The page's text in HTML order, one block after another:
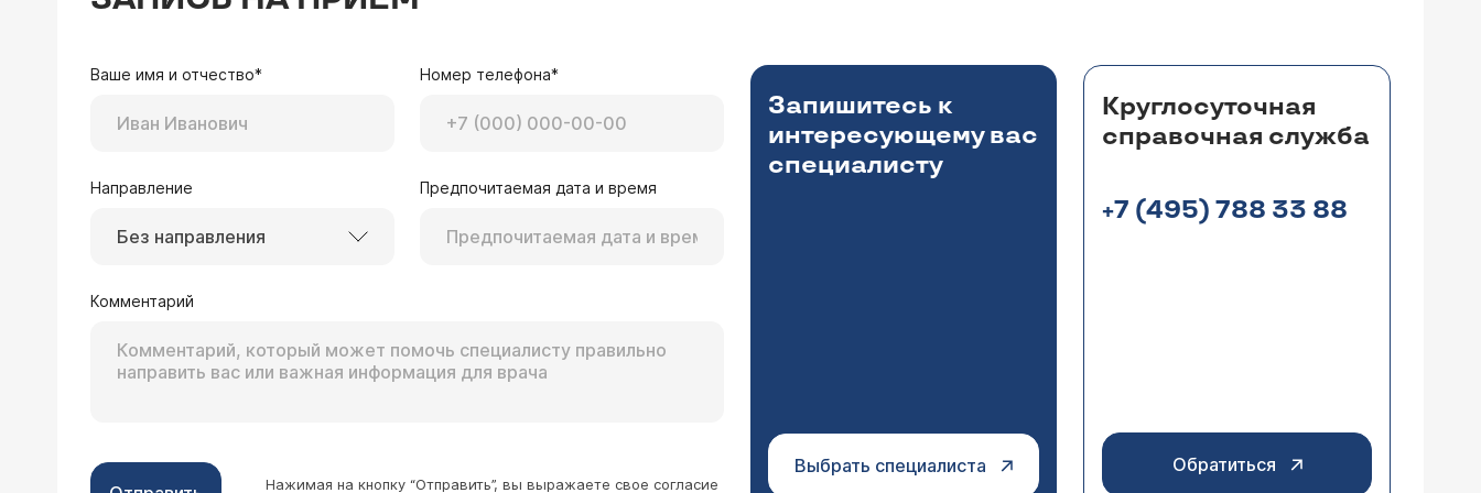
реально очень сильные и учащенные. Врач сказал сдать анализы и приезжать в скором времени. Так как я работаю не
получится сразу его посетить. Скажите пожалуйста, почему на ЭКГ все чисто , на узи тоже все чисто нигде не показано. А
приступы бывают от трех до четырех раз в месяц. Всегда по разному , от 3 до 15 минут. Поставят ли мне диагноз впв, и
Врач — кардиолог Базарнова Анна Аркадьевна
Здравствуйте, Гриша. В вашем возрасте приступообразное сердцебиение - редкое или ситуационно обусловленное -
может быть нормой. Скорее всего, приступы обусловлены особенностью работы вашей вегетативной нервной
ударов в минуту.
Здравствуйте. Посоветуйте где еще можно искать причину параксизмальной суправентрикулярной тахикардии. Приступы
суточный мониторинг 3 раза в норме . Под нагрузкой, тоже ок. Узи сердца ничего не дало. Те возрастные изменения что
есть, врачи сказали не могут быть причиной. Есть гипотериоз с АИТ, но компенсирован. Где еще искать причину и что
Врач — кардиолог Базарнова Анна Аркадьевна
характера аритмии и выбора метода лечения. Иногда это проведение РЧА- радиочастотной аблации - что приводит к
полному исчезновению пароксизмов.
Ваше имя и отчество* Номер телефона*
Направление
Без направления
Предпочитаемая дата и время
Комментарий
Нажимая на кнопку “Отправить”, вы выражаете свое согласие
Запишитесь к
интересующему вас
специалисту
Выбрать специалиста
Круглосуточная
справочная служба
+7 (495) 788 33 88
Обратиться